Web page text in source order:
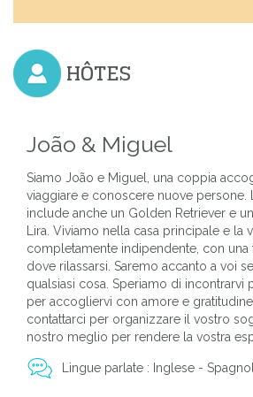
HÔTES
João & Miguel
Siamo João e Miguel, una coppia
viaggiare e conoscere nuove persone.
include anche un Golden Retriever e
Lira. Viviamo nella casa principale e la
completamente indipendente, con una
dove rilassarsi. Saremo accanto a voi
qualsiasi cosa. Speriamo di incontrarvi
per accogliervi con amore e
contattarci per organizzare il vostro
nostro meglio per rendere la vostra
Lingue parlate : Inglese -